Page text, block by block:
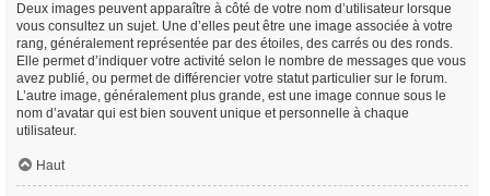
Deux images peuvent apparaître à côté de votre nom d’utilisateur lorsque
vous consultez un sujet. Une d’elles peut être une image associée à votre
rang, généralement représentée par des étoiles, des carrés ou des ronds.
Elle permet d’indiquer votre activité selon le nombre de messages que vous
avez publié, ou permet de différencier votre statut particulier sur le forum.
L’autre image, généralement plus grande, est une image connue sous le
nom d’avatar qui est bien souvent unique et personnelle à chaque
utilisateur.
Haut